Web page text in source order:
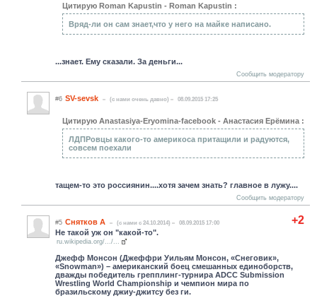
Цитирую Roman Kapustin - Roman Kapustin :
Вряд-ли он сам знает,что у него на майке написано.
...знает. Ему сказали. За деньги...
Сообщить модератору
#6 SV-sevsk (c нами очень давно) 08.09.2015 17:25
Цитирую Anastasiya-Eryomina-facebook - Анастасия Ерёмина :
ЛДПРовцы какого-то америкоса притащили и радуются,
совсем поехали
тащем-то это россиянин....хотя зачем знать? главное в лужу....
Сообщить модератору
+2
#5 Снятков А (c нами с 24.10.2014) 08.09.2015 17:00
Не такой уж он "какой-то".
ru.wikipedia.org/.../...
Джефф Монсон (Джеффри Уильям Монсон, «Снеговик»,
«Snowman») – американский боец смешанных единоборств,
дважды победитель грепплинг-турнира ADCC Submission
Wrestling World Championship и чемпион мира по
бразильскому джиу-джитсу без ги.